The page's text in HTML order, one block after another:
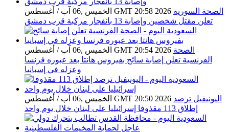
الخميس ,06 آب / أغسطس GMT 20:58 2026 الصحة السورية
تعلن مقتل شخصين وإصابة 13 بانفجار مركبة قرب دمشق
الخميس ,06 آب / أغسطس GMT 20:54 2026 الصحة
الفرنسية تعلن إصابة سائح بفيروس هانتا بعد عبوره فرنسا
وعزله في إسبانيا
الخميس ,06 آب / أغسطس GMT 20:50 2026 اليونيفيل ترصد
إطلاق 113 مقذوفا إسرائيليا على لبنان خلال يوم واحد